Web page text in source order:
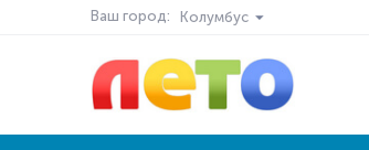
Ваш город: Колумбус